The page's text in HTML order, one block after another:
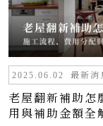
2025.06.02 最新消
老屋翻新補助怎
用與補助金額全